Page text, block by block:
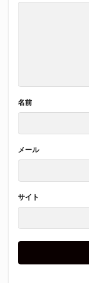
名前
メール
サイト